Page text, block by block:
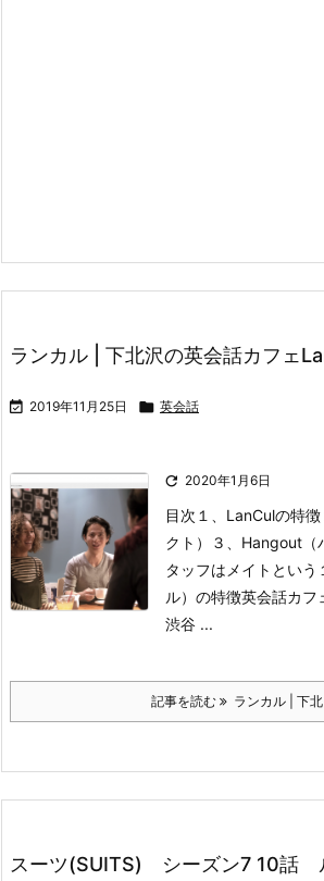
ランカル | 下北沢の英会話カフェ
 2019年11月25日  英会話
 2020年1月6日
目次 １、LanCulの特徴
クト）
３、Hangout（
タッフはメイトという
ル）の特徴英会話カフ
渋谷 ...
記事を読む ランカル | 下
スーツ(SUITS) シーズン7 10話